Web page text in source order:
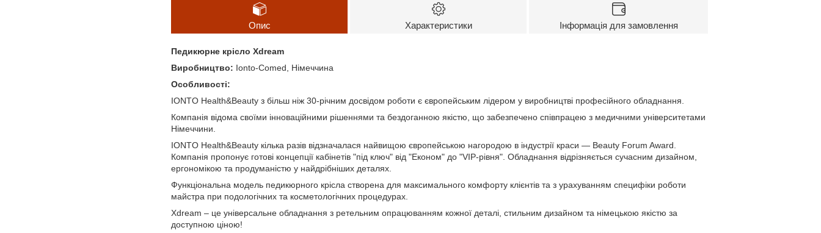
Опис Характеристики Інформація для замовлення
Педикюрне крісло Xdream
Виробництво: Ionto-Comed, Німеччина
Особливості:
IONTO Health&Beauty з більш ніж 30-річним досвідом роботи є європейським лідером у виробництві професійного обладнання.
Компанія відома своїми інноваційними рішеннями та бездоганною якістю, що забезпечено співпрацею з медичними університетами
Німеччини.
IONTO Health&Beauty кілька разів відзначалася найвищою європейською нагородою в індустрії краси — Beauty Forum Award.
Компанія пропонує готові концепції кабінетів "під ключ" від "Економ" до "VIP-рівня". Обладнання відрізняється сучасним дизайном,
ергономікою та продуманістю у найдрібніших деталях.
Функціональна модель педикюрного крісла створена для максимального комфорту клієнтів та з урахуванням специфіки роботи
майстра при подологічних та косметологічних процедурах.
Xdream – це універсальне обладнання з ретельним опрацюванням кожної деталі, стильним дизайном та німецькою якістю за
доступною ціною!